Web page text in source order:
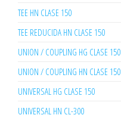
TEE HN CLASE 150
TEE REDUCIDA HN CLASE 150
UNION / COUPLING HG CLASE 150
UNION / COUPLING HN CLASE 150
UNIVERSAL HG CLASE 150
UNIVERSAL HN CL-300